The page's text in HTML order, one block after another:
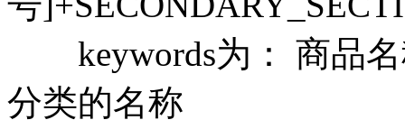
keywords为： 商品名
分类的名称